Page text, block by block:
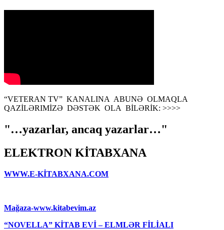
“VETERAN TV” KANALINA ABUNƏ OLMAQLA
QAZİLƏRIMİZƏ DƏSTƏK OLA BİLƏRİK: >>>>
"…yazarlar, ancaq yazarlar…"
ELEKTRON KİTABXANA
WWW.E-KİTABXANA.COM
Mağaza-www.kitabevim.az
“NOVELLA” KİTAB EVİ – ELMLƏR FİLİALI